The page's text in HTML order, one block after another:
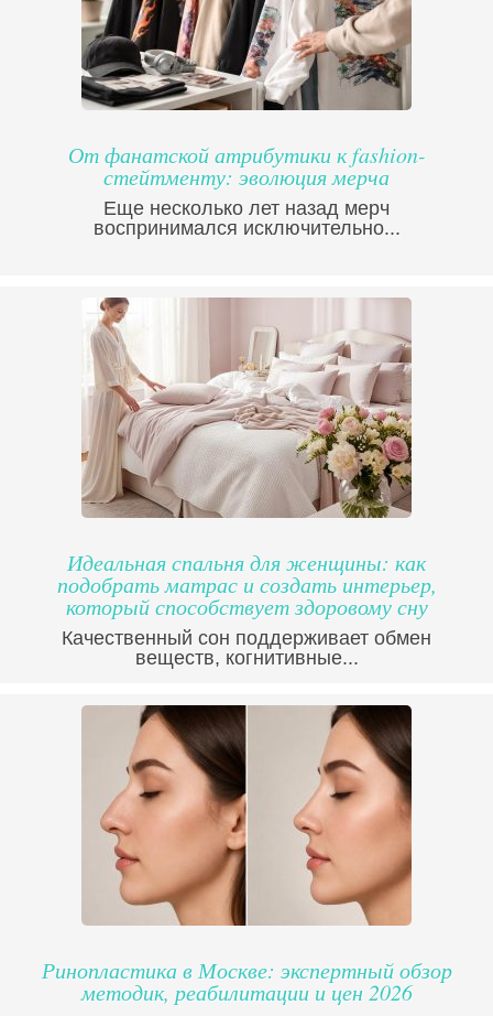
От фанатской атрибутики к fashion-
стейтменту: эволюция мерча
Еще несколько лет назад мерч
воспринимался исключительно...
Идеальная спальня для женщины: как
подобрать матрас и создать интерьер,
который способствует здоровому сну
Качественный сон поддерживает обмен
веществ, когнитивные...
Ринопластика в Москве: экспертный обзор
методик, реабилитации и цен 2026